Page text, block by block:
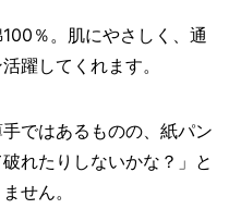
％。肌にやさしく、通
躍してくれます。
ではあるものの、紙パン
れたりしないかな？」と
せん。